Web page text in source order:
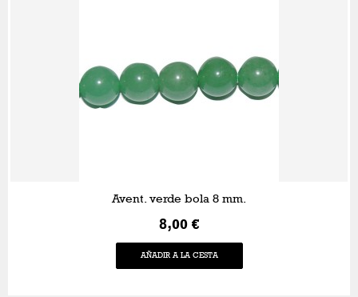
Avent. verde bola 8 mm.
8,00 €
AÑADIR A LA CESTA